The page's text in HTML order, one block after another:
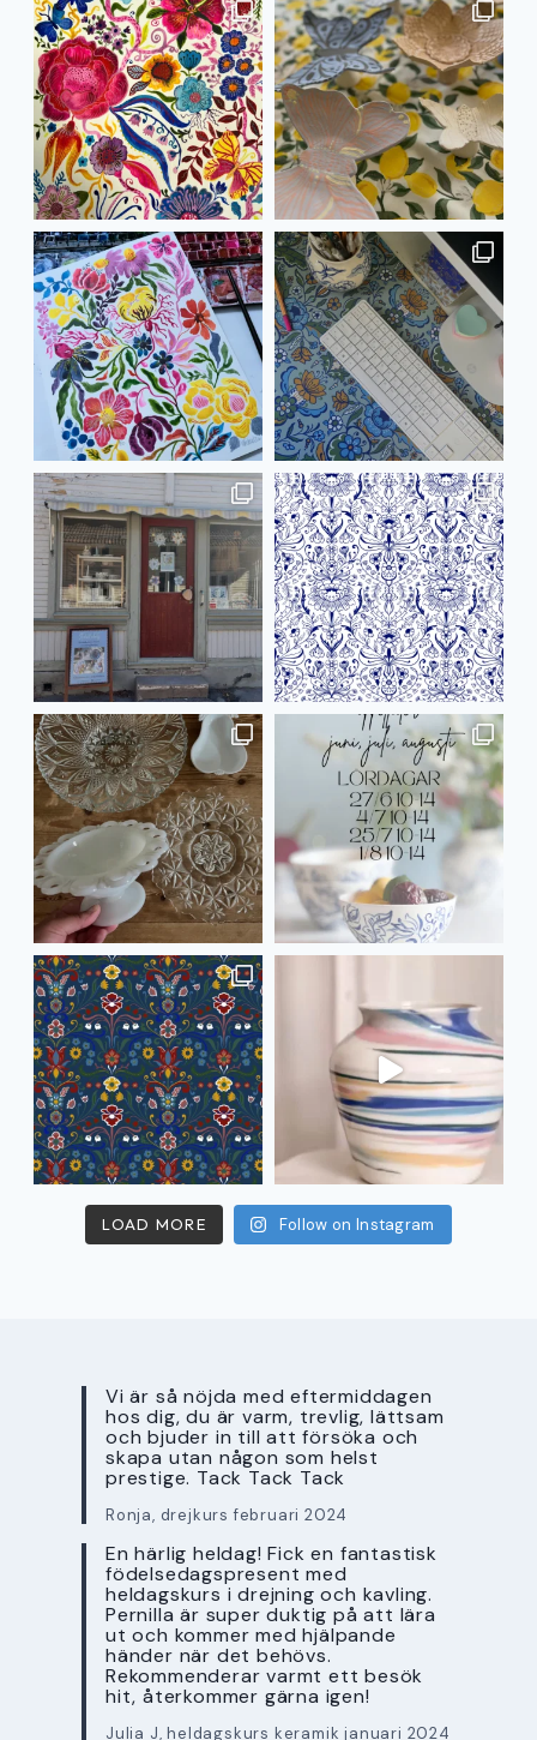
LOAD MORE Follow on Instagram
Vi är så nöjda med eftermiddagen
hos dig, du är varm, trevlig, lättsam
och bjuder in till att försöka och
skapa utan någon som helst
prestige. Tack Tack Tack
Ronja, drejkurs februari 2024
En härlig heldag! Fick en fantastisk
födelsedagspresent med
heldagskurs i drejning och kavling.
Pernilla är super duktig på att lära
ut och kommer med hjälpande
händer när det behövs.
Rekommenderar varmt ett besök
hit, återkommer gärna igen!
Julia J, heldagskurs keramik januari 2024